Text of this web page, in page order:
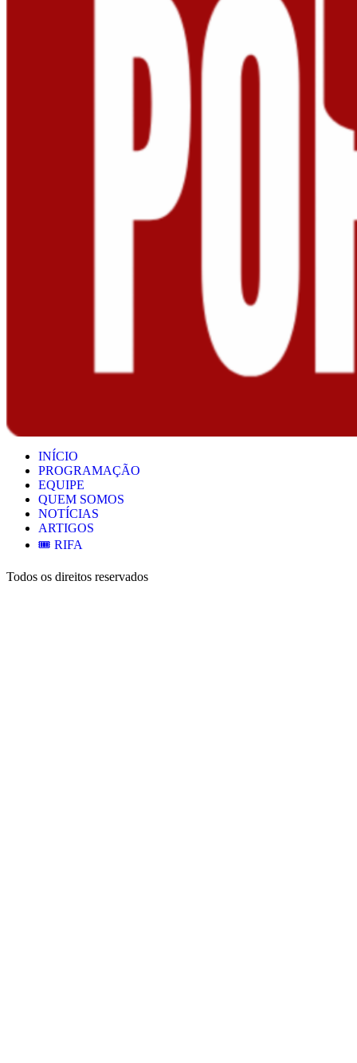
INÍCIO
PROGRAMAÇÃO
EQUIPE
QUEM SOMOS
NOTÍCIAS
ARTIGOS
🎟️ RIFA
Todos os direitos reservados